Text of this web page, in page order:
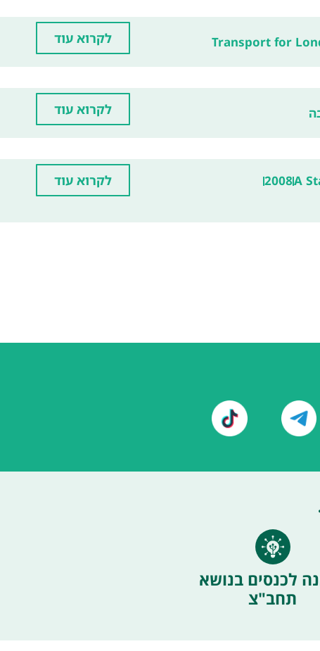
Transport for לקרוא עוד
לקרוא עוד
A
2008
לקרוא עוד
לכנסים בנושא
תחב"צ